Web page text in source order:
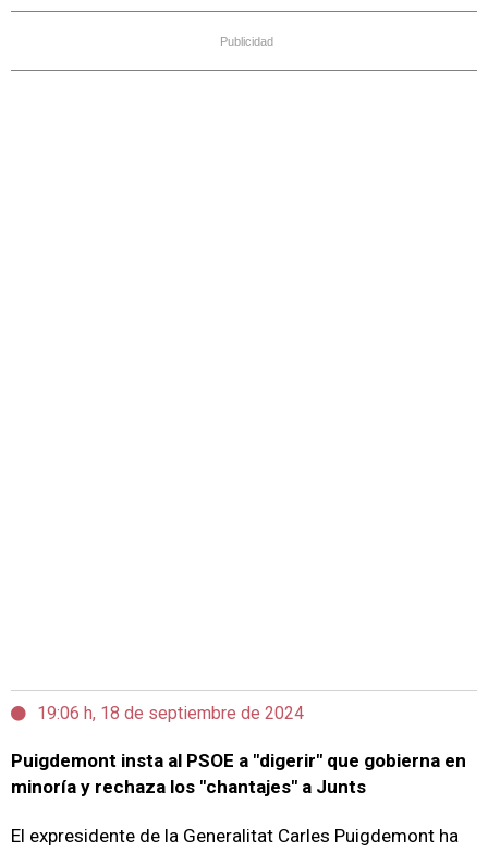
Publicidad
19:06 h, 18 de septiembre de 2024
Puigdemont insta al PSOE a "digerir" que gobierna en
minoría y rechaza los "chantajes" a Junts
El expresidente de la Generalitat Carles Puigdemont ha